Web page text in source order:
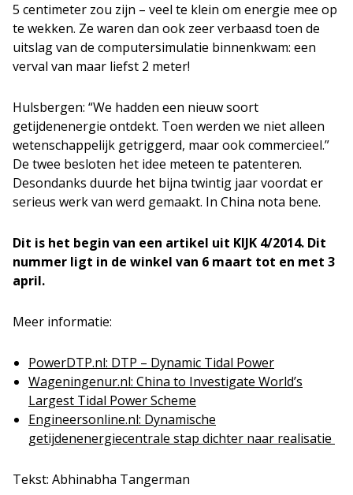
5 centimeter zou zijn – veel te klein om energie mee op
te wekken. Ze waren dan ook zeer verbaasd toen de
uitslag van de computersimulatie binnenkwam: een
verval van maar liefst 2 meter!
Hulsbergen: “We hadden een nieuw soort
getijdenenergie ontdekt. Toen werden we niet alleen
wetenschappelijk getriggerd, maar ook commercieel.”
De twee besloten het idee meteen te patenteren.
Desondanks duurde het bijna twintig jaar voordat er
serieus werk van werd gemaakt. In China nota bene.
Dit is het begin van een artikel uit KIJK 4/2014. Dit
nummer ligt in de winkel van 6 maart tot en met 3
april.
Meer informatie:
PowerDTP.nl: DTP – Dynamic Tidal Power
Wageningenur.nl: China to Investigate World’s
Largest Tidal Power Scheme
Engineersonline.nl: Dynamische
getijdenenergiecentrale stap dichter naar realisatie
Tekst: Abhinabha Tangerman